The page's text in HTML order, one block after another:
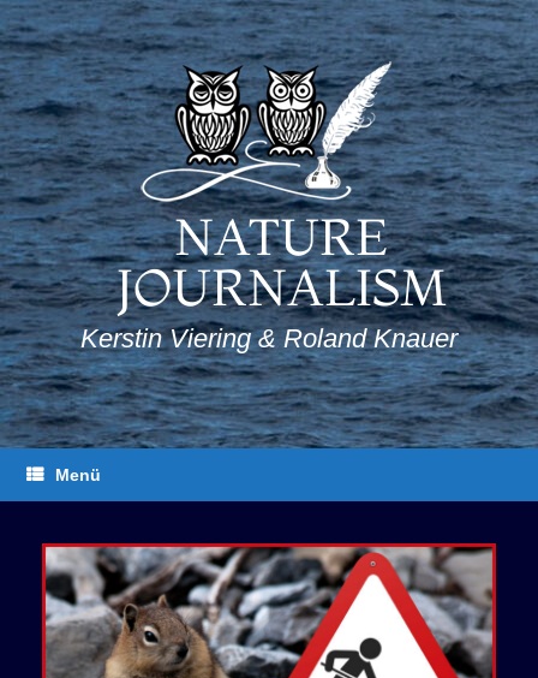
Zum
Inhalt
springen
NATURE
JOURNALISM
Kerstin Viering & Roland Knauer
Menü